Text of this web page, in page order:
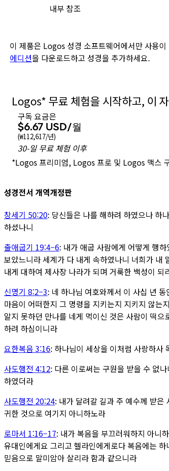
내부 참조
이 제품은 Logos 성경 소프트웨어에서만 사용
에디션을 다운로드하고 성경을 추가하세요.
Logos* 무료 체험을 시작하고, 이
구독 요금은
$6.67 USD/월
(₩112,617/년)
30-일무료 체험 이후
*Logos 프리미엄, Logos 프로 및 Logos 맥스
성경전서 개역개정판
창세기 50:20: 당신들은 나를 해하려 하였으나 하
하셨나니
출애굽기 19:4–6: 내가 애굽 사람에게 어떻게 행
보았느니라세계가 다 내게 속하였나니 너희가 내
내게 대하여 제사장 나라가 되며 거룩한 백성이
신명기 8:2–3: 네 하나님 여호와께서 이 사십 년
마음이 어떠한지 그 명령을 지키는지 지키지 않는
알지 못하던 만나를 네게 먹이신 것은 사람이 떡
하려 하심이니라
요한복음 3:16: 하나님이 세상을 이처럼 사랑하사
사도행전 4:12: 다른 이로써는 구원을 받을 수 없
하였더라
사도행전 20:24: 내가 달려갈 길과 주 예수께 받은
귀한 것으로 여기지 아니하노라
로마서 1:16–17: 내가 복음을 부끄러워하지 아니
유대인에게요 그리고 헬라인에게로다 복음에는
믿음으로 말미암아 살리라 함과 같으니라